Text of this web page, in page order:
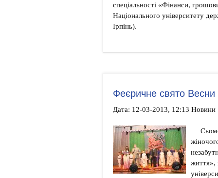
спеціальності «Фінанси,
Національного університету
Ірпінь).
Феєричне свято
Дата: 12-03-2013, 12:13 Новини
життя»,